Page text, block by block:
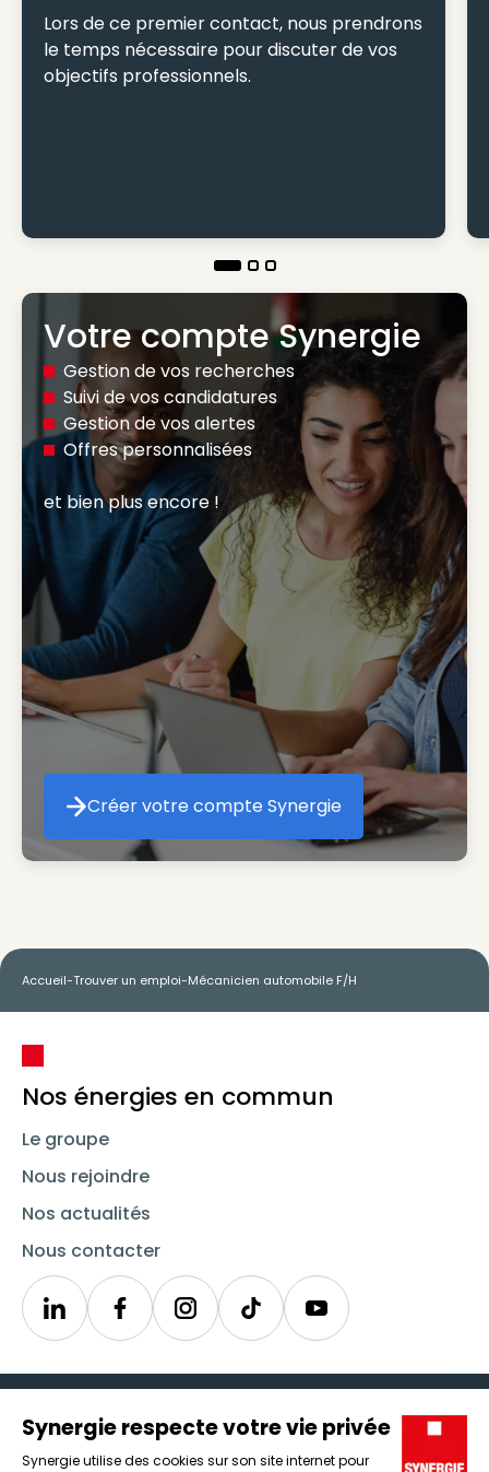
Lors de ce premier contact, nous prendrons
le temps nécessaire pour discuter de vos
objectifs professionnels.
Votre compte Synergie
Gestion de vos recherches
Suivi de vos candidatures
Gestion de vos alertes
Offres personnalisées
et bien plus encore !
Créer votre compte Synergie
Créer votre compte Synergie
Accueil-Trouver un emploi-Mécanicien automobile F/H
Nos énergies en commun
Le groupe
Nous rejoindre
Nos actualités
Nous contacter
LinkedinSynergieInstagramTikTok Youtube
Icône d'illustration
Candidats